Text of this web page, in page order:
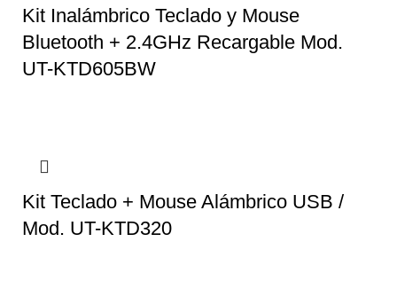
Kit Inalámbrico Teclado y Mouse
Bluetooth + 2.4GHz Recargable Mod.
UT-KTD605BW
Kit Teclado + Mouse Alámbrico USB /
Mod. UT-KTD320